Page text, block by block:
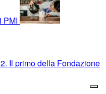
PMI
Il primo della Fondazione